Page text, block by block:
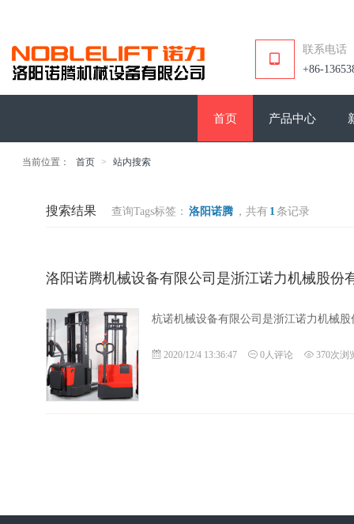
联系电话
+86-
首页 产品中心
当前位置： 首页 > 站内搜索
搜索结果 查询Tags标签： 洛阳诺腾 ，共有 1 条记录
洛阳诺腾机械设备有限公司是浙江诺力机械股份
杭诺机械设备有限公司是浙江诺力机械
2020/12/4 13:36:47 0人评论 370次浏